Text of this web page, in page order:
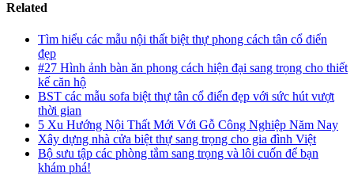
Related
Tìm hiểu các mẫu nội thất biệt thự phong cách tân cổ điển
đẹp
#27 Hình ảnh bàn ăn phong cách hiện đại sang trọng cho thiết
kế căn hộ
BST các mẫu sofa biệt thự tân cổ điển đẹp với sức hút vượt
thời gian
5 Xu Hướng Nội Thất Mới Với Gỗ Công Nghiệp Năm Nay
Xây dựng nhà cửa biệt thự sang trọng cho gia đình Việt
Bộ sưu tập các phòng tắm sang trọng và lôi cuốn để bạn
khám phá!